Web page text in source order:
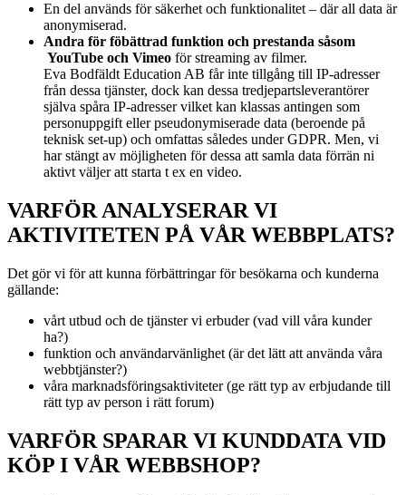
En del används för säkerhet och funktionalitet – där all data är
anonymiserad.
Andra för föbättrad funktion och prestanda såsom
YouTube och Vimeo för streaming av filmer.
Eva Bodfäldt Education AB får inte tillgång till IP-adresser
från dessa tjänster, dock kan dessa tredjepartsleverantörer
själva spåra IP-adresser vilket kan klassas antingen som
personuppgift eller pseudonymiserade data (beroende på
teknisk set-up) och omfattas således under GDPR. Men, vi
har stängt av möjligheten för dessa att samla data förrän ni
aktivt väljer att starta t ex en video.
VARFÖR ANALYSERAR VI
AKTIVITETEN PÅ VÅR WEBBPLATS?
Det gör vi för att kunna förbättringar för besökarna och kunderna
gällande:
vårt utbud och de tjänster vi erbuder (vad vill våra kunder
ha?)
funktion och användarvänlighet (är det lätt att använda våra
webbtjänster?)
våra marknadsföringsaktiviteter (ge rätt typ av erbjudande till
rätt typ av person i rätt forum)
VARFÖR SPARAR VI KUNDDATA VID
KÖP I VÅR WEBBSHOP?